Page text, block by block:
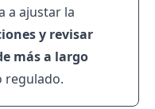
a ajustar la
y revisar
más a largo
regulado.